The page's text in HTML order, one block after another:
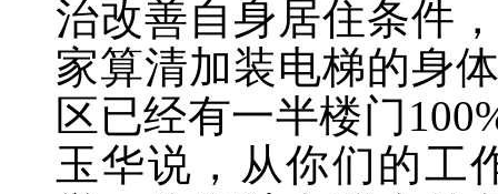
治改善自身居住条件
家算清加装电梯的身
区已经有一半楼门
玉华说，从你们的工